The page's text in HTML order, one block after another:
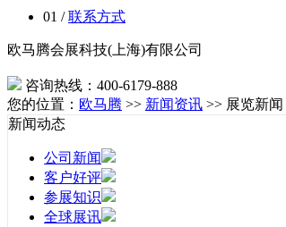
01 /联系方式
欧马腾会展科技(上海)有限公司
咨询热线：400-6179-888
您的位置： 欧马腾 >> 新闻资讯 >> 展览新闻
新闻动态
公司新闻
客户好评
参展知识
全球展讯